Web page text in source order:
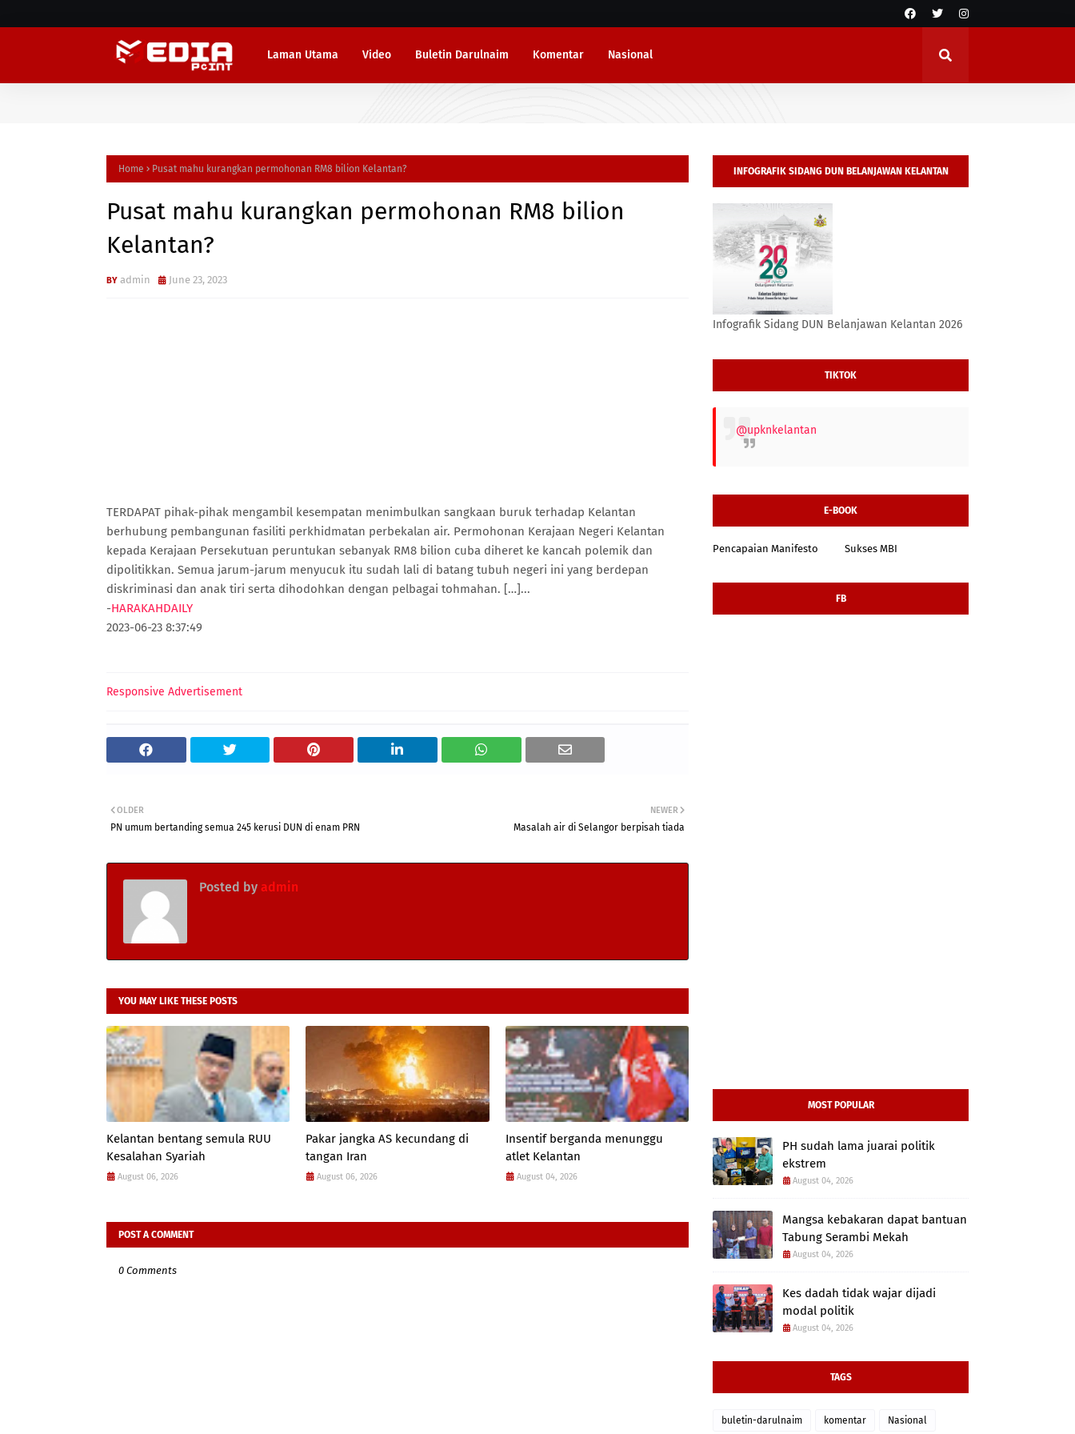
Laman Utama Video Buletin Darulnaim Komentar Nasional
Home Pusat mahu kurangkan permohonan RM8 bilion Kelantan?
Pusat mahu kurangkan permohonan RM8 bilion
Kelantan?
admin June 23, 2023
TERDAPAT pihak-pihak mengambil kesempatan menimbulkan sangkaan buruk terhadap Kelantan
berhubung pembangunan fasiliti perkhidmatan perbekalan air. Permohonan Kerajaan Negeri Kelantan
kepada Kerajaan Persekutuan peruntukan sebanyak RM8 bilion cuba diheret ke kancah polemik dan
dipolitikkan. Semua jarum-jarum menyucuk itu sudah lali di batang tubuh negeri ini yang berdepan
diskriminasi dan anak tiri serta dihodohkan dengan pelbagai tohmahan. […]...
-HARAKAHDAILY
2023-06-23 8:37:49
Responsive Advertisement
NEWER
Masalah air di Selangor berpisah tiada
OLDER
PN umum bertanding semua 245 kerusi DUN di enam PRN
Posted by admin
YOU MAY LIKE THESE POSTS
Kelantan bentang semula RUU
Kesalahan Syariah
August 06, 2026
Pakar jangka AS kecundang di
tangan Iran
August 06, 2026
Insentif berganda menunggu
atlet Kelantan
August 04, 2026
POST A COMMENT
0 Comments
INFOGRAFIK SIDANG DUN BELANJAWAN KELANTAN
2026
Infografik Sidang DUN Belanjawan Kelantan 2026
TIKTOK
@upknkelantan
E-BOOK
Pencapaian Manifesto Sukses MBI
FB
MOST POPULAR
PH sudah lama juarai politik
ekstrem
August 04, 2026
Mangsa kebakaran dapat bantuan
Tabung Serambi Mekah
August 04, 2026
Kes dadah tidak wajar dijadi
modal politik
August 04, 2026
TAGS
buletin-darulnaim komentar Nasional